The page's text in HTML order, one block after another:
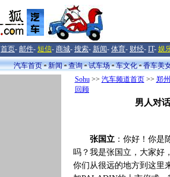
首页- 邮件- 短信- 商城- 搜索- 新闻- 体育- 财经- IT- 娱
汽车首页
新闻 查询 试车场 车文化
香车美
Sohu>> 汽车频道首页>> 郑
回顾
男人对
张国立 ：你好！你是
吗？我是张国立，大家好
你们从很远的地方到这里